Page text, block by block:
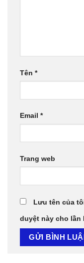
Tên *
Email *
Trang web
Lưu tên của
duyệt này cho lần